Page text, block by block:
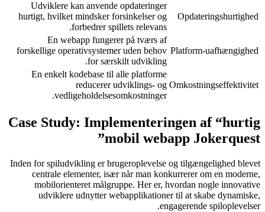
Opdateringshurtighed
Udviklere kan anvende opdateringer
hurtigt, hvilket mindsker forsinkelser og
forbedrer spillets relevans.
Platform-uafhængighed
En webapp fungerer på tværs af
forskellige operativsystemer uden behov
for særskilt udvikling.
Omkostningseffektivitet
En enkelt kodebase til alle platforme
reducerer udviklings- og
vedligeholdelsesomkostninger.
Case Study: Implementeringen af “hurtig
mobil webapp Jokerquest”
Inden for spiludvikling er brugeroplevelse og tilgængelighed blevet
centrale elementer, især når man konkurrerer om en moderne,
mobilorienteret målgruppe. Her er, hvordan nogle innovative
udviklere udnytter webapplikationer til at skabe dynamiske,
engagerende spiloplevelser.